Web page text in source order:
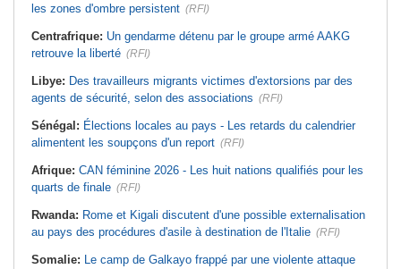
les zones d'ombre persistent (RFI)
Centrafrique: Un gendarme détenu par le groupe armé AAKG
retrouve la liberté (RFI)
Libye: Des travailleurs migrants victimes d'extorsions par des
agents de sécurité, selon des associations (RFI)
Sénégal: Élections locales au pays - Les retards du calendrier
alimentent les soupçons d'un report (RFI)
Afrique: CAN féminine 2026 - Les huit nations qualifiés pour les
quarts de finale (RFI)
Rwanda: Rome et Kigali discutent d'une possible externalisation
au pays des procédures d'asile à destination de l'Italie (RFI)
Somalie: Le camp de Galkayo frappé par une violente attaque